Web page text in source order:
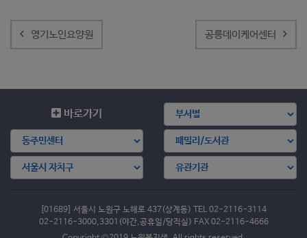
내
비 영기노인요양원 공릉데이케어센터
바로가기
[01689] 서울시 노원구 노해로 437(상계동) TEL 02-2116-3114
02-2116-3000,3301(야간,공휴일/당직실) FAX 02-2116-4666